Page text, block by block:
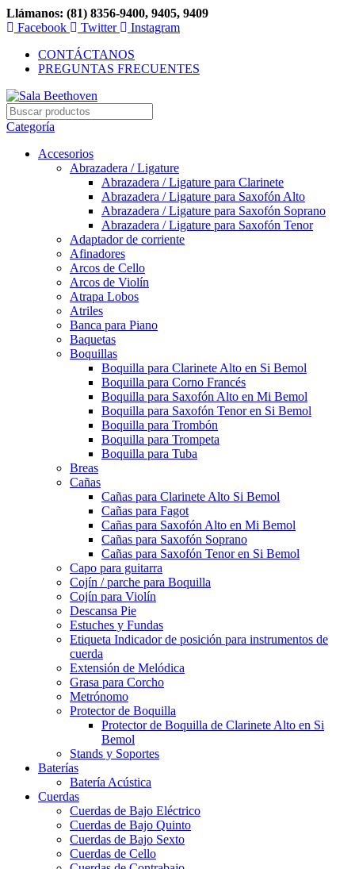
Llámanos: (81) 8356-9400, 9405, 9409
Facebook
Twitter
Instagram
CONTÁCTANOS
PREGUNTAS FRECUENTES
Categoría
Accesorios
Abrazadera / Ligature
Abrazadera / Ligature para Clarinete
Abrazadera / Ligature para Saxofón Alto
Abrazadera / Ligature para Saxofón Soprano
Abrazadera / Ligature para Saxofón Tenor
Adaptador de corriente
Afinadores
Arcos de Cello
Arcos de Violín
Atrapa Lobos
Atriles
Banca para Piano
Baquetas
Boquillas
Boquilla para Clarinete Alto en Si Bemol
Boquilla para Corno Francés
Boquilla para Saxofón Alto en Mi Bemol
Boquilla para Saxofón Tenor en Si Bemol
Boquilla para Trombón
Boquilla para Trompeta
Boquilla para Tuba
Breas
Cañas
Cañas para Clarinete Alto Si Bemol
Cañas para Fagot
Cañas para Saxofón Alto en Mi Bemol
Cañas para Saxofón Soprano
Cañas para Saxofón Tenor en Si Bemol
Capo para guitarra
Cojín / parche para Boquilla
Cojín para Violín
Descansa Pie
Estuches y Fundas
Etiqueta Indicador de posición para instrumentos de
cuerda
Extensión de Melódica
Grasa para Corcho
Metrónomo
Protector de Boquilla
Protector de Boquilla de Clarinete Alto en Si
Bemol
Stands y Soportes
Baterías
Batería Acústica
Cuerdas
Cuerdas de Bajo Eléctrico
Cuerdas de Bajo Quinto
Cuerdas de Bajo Sexto
Cuerdas de Cello